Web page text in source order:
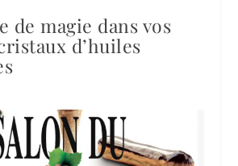
de magie dans vos
d’huiles